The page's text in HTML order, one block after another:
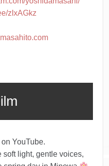
zIxAGkz
YouTube.
soft light, gentle voices,